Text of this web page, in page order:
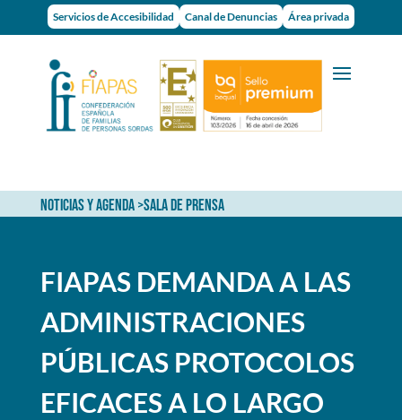
Servicios de Accesibilidad Canal de Denuncias Área privada
NOTICIAS Y AGENDA>SALA DE PRENSA
FIAPAS DEMANDA A LAS
ADMINISTRACIONES
PÚBLICAS PROTOCOLOS
EFICACES A LO LARGO